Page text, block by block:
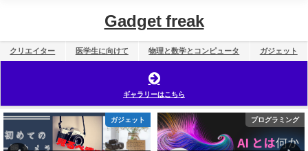
Gadget freak
クリエイター 医学生に向けて 物理と数学とコンピュータ ガジェット
ギャラリーはこちら
ガジェット プログラミング